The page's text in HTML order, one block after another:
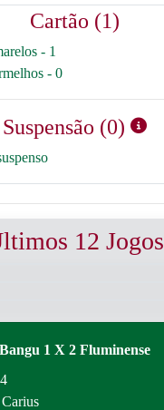
Cartão (1)
- 1
- 0
Suspensão (0)
12 Jogos
Bangu 1 X 2 Fluminense